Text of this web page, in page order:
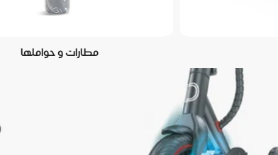
مطارات و حواملها